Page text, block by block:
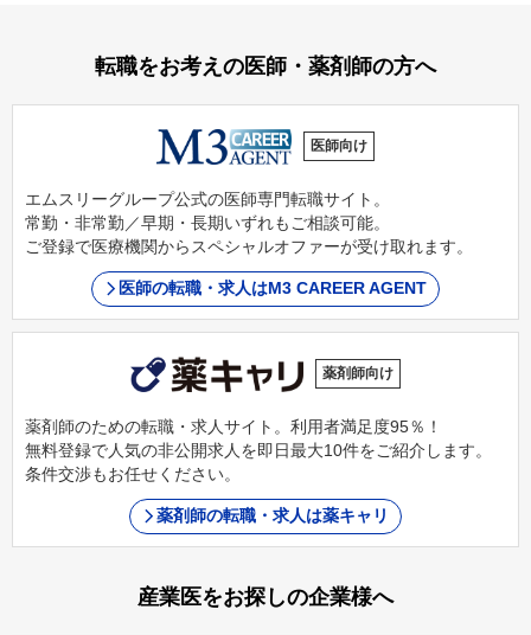
転職をお考えの医師・薬剤師の方へ
医師向け
エムスリーグループ公式の医師専門転職サイト。
常勤・非常勤／早期・長期いずれもご相談可能。
ご登録で医療機関からスペシャルオファーが受け取れます。
医師の転職・求人はM3 CAREER AGENT
薬剤師向け
薬剤師のための転職・求人サイト。利用者満足度95％！
無料登録で人気の非公開求人を即日最大10件をご紹介します。
条件交渉もお任せください。
薬剤師の転職・求人は薬キャリ
産業医をお探しの企業様へ